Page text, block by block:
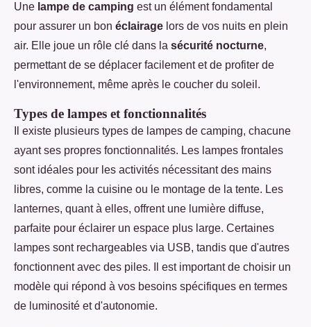
Une lampe de camping est un élément fondamental
pour assurer un bon éclairage lors de vos nuits en plein
air. Elle joue un rôle clé dans la sécurité nocturne,
permettant de se déplacer facilement et de profiter de
l'environnement, même après le coucher du soleil.
Types de lampes et fonctionnalités
Il existe plusieurs types de lampes de camping, chacune
ayant ses propres fonctionnalités. Les lampes frontales
sont idéales pour les activités nécessitant des mains
libres, comme la cuisine ou le montage de la tente. Les
lanternes, quant à elles, offrent une lumière diffuse,
parfaite pour éclairer un espace plus large. Certaines
lampes sont rechargeables via USB, tandis que d'autres
fonctionnent avec des piles. Il est important de choisir un
modèle qui répond à vos besoins spécifiques en termes
de luminosité et d'autonomie.